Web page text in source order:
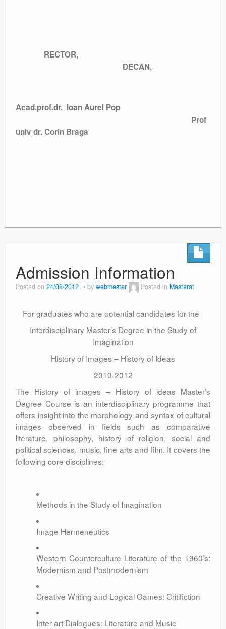
RECTOR,
DECAN,
Acad.prof.dr. Ioan Aurel Pop
Prof
univ dr. Corin Braga
Admission Information
Posted on 24/08/2012 by webmester Posted in Masterat
For graduates who are potential candidates for the
Interdisciplinary Master’s Degree in the Study of
Imagination
History of Images – History of Ideas
2010-2012
The History of images – History of ideas Master’s
Degree Course is an interdisciplinary programme that
offers insight into the morphology and syntax of cultural
images observed in fields such as comparative
literature, philosophy, history of religion, social and
political sciences, music, fine arts and film. It covers the
following core disciplines:
Methods in the Study of Imagination
Image Hermeneutics
Western Counterculture Literature of the 1960’s:
Modernism and Postmodernism
Creative Writing and Logical Games: Critifiction
Inter-art Dialogues: Literature and Music